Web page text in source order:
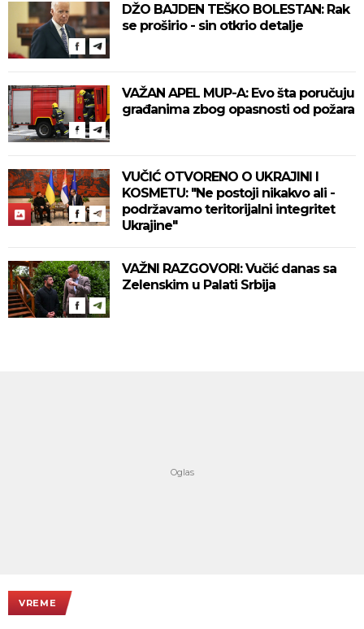
DŽO BAJDEN TEŠKO BOLESTAN: Rak
se proširio - sin otkrio detalje
VAŽAN APEL MUP-A: Evo šta poručuju
građanima zbog opasnosti od požara
VUČIĆ OTVORENO O UKRAJINI I
KOSMETU: "Ne postoji nikakvo ali -
podržavamo teritorijalni integritet
Ukrajine"
VAŽNI RAZGOVORI: Vučić danas sa
Zelenskim u Palati Srbija
VREME